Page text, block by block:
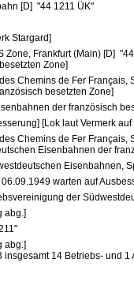
[D] "44 1211 ÜK"
Stargard]
Zone, Frankfurt (Main) [D]
Zone]
Chemins de Fer Français,
besetzten Zone]
der französisch
[Lok laut Vermerk
Chemins de Fer Français,
Eisenbahnen der
Eisenbahnen,
warten auf
der
abg.]
abg.]
14 Betriebs- und 1